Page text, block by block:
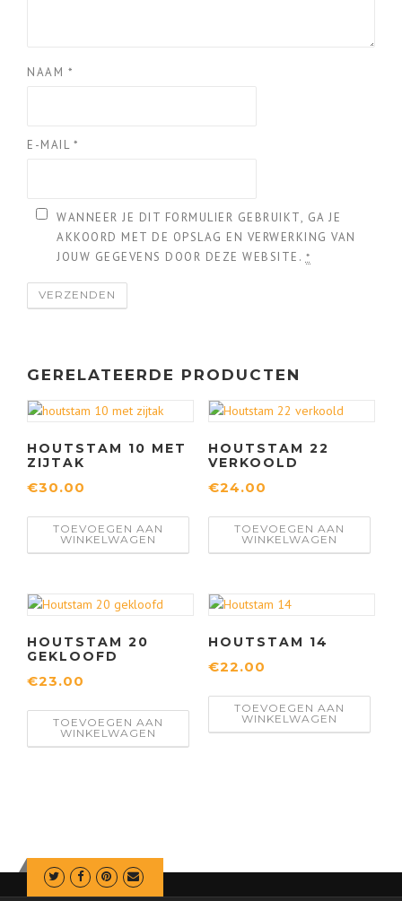
NAAM *
E-MAIL *
WANNEER JE DIT FORMULIER GEBRUIKT, GA JE
AKKOORD MET DE OPSLAG EN VERWERKING VAN
JOUW GEGEVENS DOOR DEZE WEBSITE. *
GERELATEERDE PRODUCTEN
HOUTSTAM 10 MET
ZIJTAK
€30.00
TOEVOEGEN AAN
WINKELWAGEN
HOUTSTAM 22
VERKOOLD
€24.00
TOEVOEGEN AAN
WINKELWAGEN
HOUTSTAM 20
GEKLOOFD
€23.00
TOEVOEGEN AAN
WINKELWAGEN
HOUTSTAM 14
€22.00
TOEVOEGEN AAN
WINKELWAGEN